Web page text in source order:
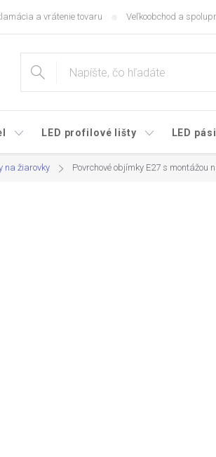
a vrátenie tovaru Veľkoobchod a
LED profilové lišty LED
na žiarovky Povrchové objímky E27 s montážou